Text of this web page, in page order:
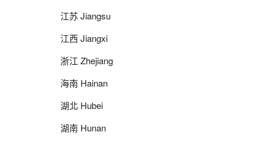
江苏 Jiangsu
江西 Jiangxi
浙江 Zhejiang
海南 Hainan
湖北 Hubei
湖南 Hunan